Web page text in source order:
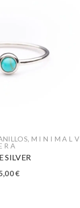
, M I N I M A L V
R A
SILVER
€